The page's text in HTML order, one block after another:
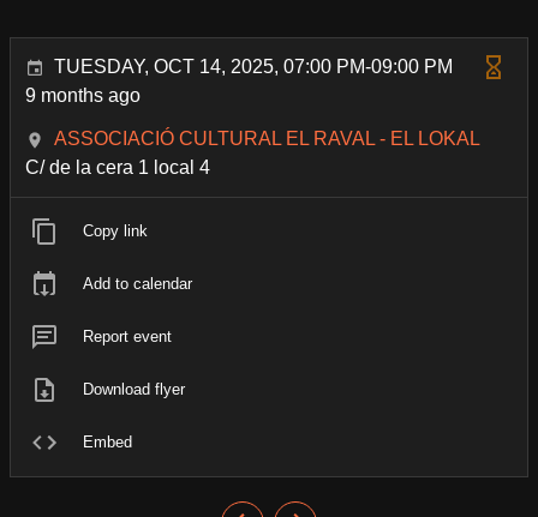
TUESDAY, OCT 14, 2025, 07:00 PM-09:00 PM
9 months ago
ASSOCIACIÓ CULTURAL EL RAVAL - EL LOKAL
C/ de la cera 1 local 4
Copy link
Add to calendar
Report event
Download flyer
Embed